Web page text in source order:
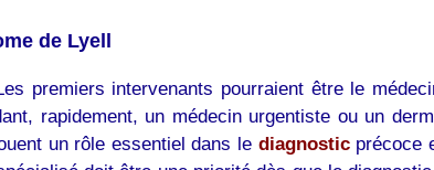
de Lyell
premiers intervenants pourraient être le
rapidement, un médecin urgentiste ou un
un rôle essentiel dans le diagnosticprécoce